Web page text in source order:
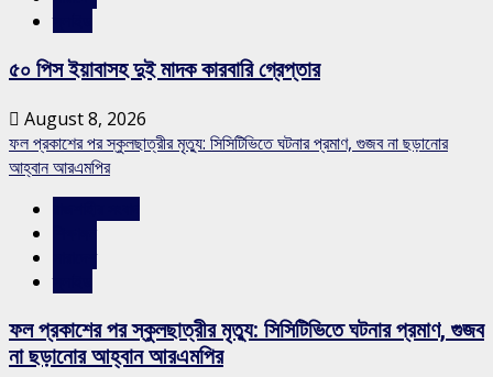
৫০ পিস ইয়াবাসহ দুই মাদক কারবারি গ্রেপ্তার
August 8, 2026
ফল প্রকাশের পর স্কুলছাত্রীর মৃত্যু: সিসিটিভিতে ঘটনার প্রমাণ, গুজব না ছড়ানোর
আহ্বান আরএমপির
ফল প্রকাশের পর স্কুলছাত্রীর মৃত্যু: সিসিটিভিতে ঘটনার প্রমাণ, গুজব
না ছড়ানোর আহ্বান আরএমপির